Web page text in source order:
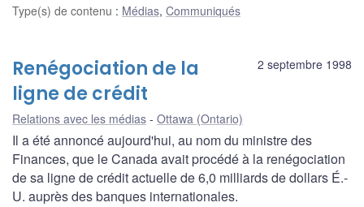
Type(s) de contenu : Médias, Communiqués
2 septembre 1998
Renégociation de la
ligne de crédit
Relations avec les médias Ottawa (Ontario)
Il a été annoncé aujourd'hui, au nom du ministre des
Finances, que le Canada avait procédé à la renégociation
de sa ligne de crédit actuelle de 6,0 milliards de dollars É.-
U. auprès des banques internationales.